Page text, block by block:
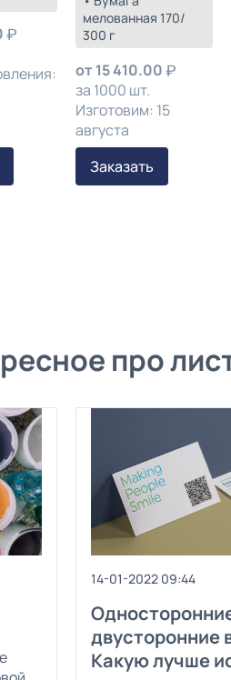
мелованная 170/
300 г
от 15 410.00
за 1000 шт.
Изготовим: 15
августа
Заказать
про
14-01-2022 09:44
двусторонние
Какую лучше